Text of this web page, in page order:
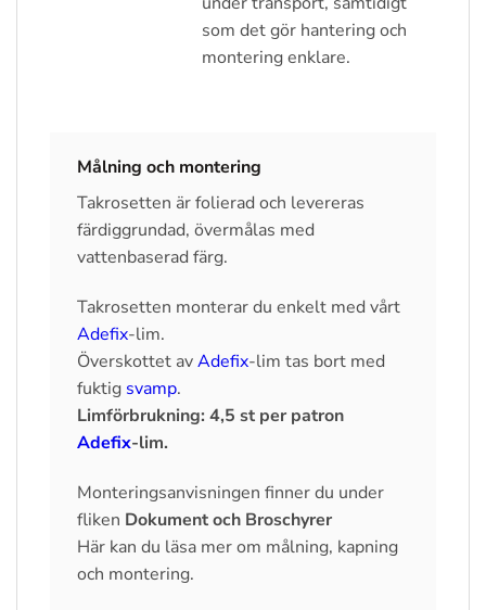
som det gör hantering och
montering enklare.
Målning och montering
Takrosetten är folierad och levereras
färdiggrundad, övermålas med
vattenbaserad färg.
Takrosetten monterar du enkelt med vårt
Adefix-lim.
Överskottet avAdefix-lim tas bort med
fuktig svamp.
Limförbrukning: 4,5 st per patron
Adefix-lim.
Monteringsanvisningen finner du under
fliken Dokument och Broschyrer
Här kan du läsa mer om målning, kapning
och montering.